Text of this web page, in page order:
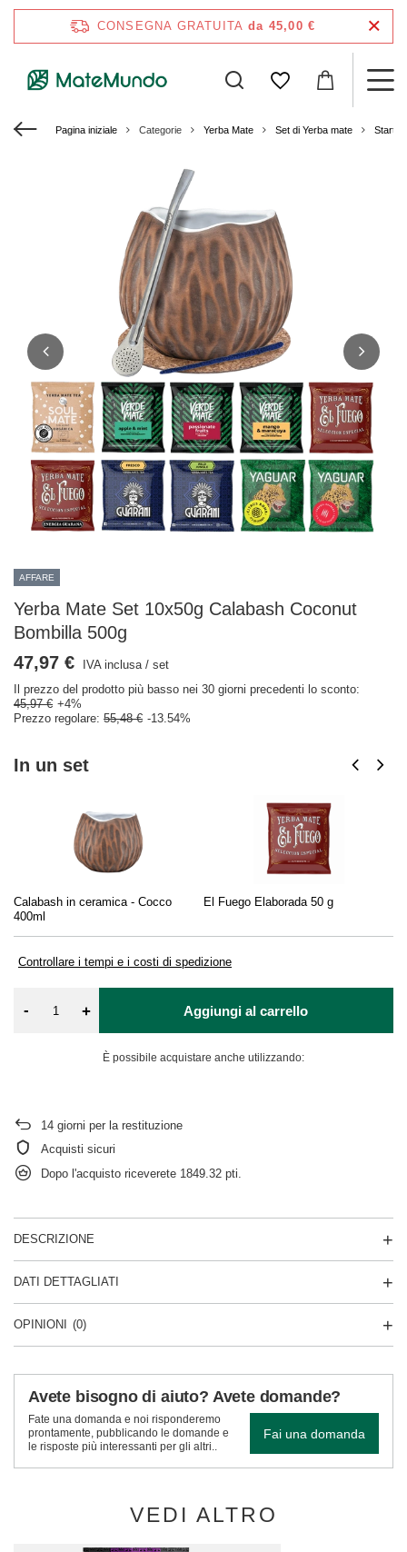
CONSEGNA GRATUITA da 45,00 €
Pagina iniziale Categorie Yerba Mate Set di Yerba mate Starter
AFFARE
Yerba Mate Set 10x50g Calabash Coconut
Bombilla 500g
In un set
Calabash in ceramica - Cocco
400ml
El Fuego Elaborada 50 g
Controllare i tempi e i costi di spedizione
47,97 € IVA inclusa/ set
Il prezzo del prodotto più basso nei 30 giorni precedenti lo sconto:
45,97 € +4%
Prezzo regolare: 55,48 € -13.54%
- + Aggiungi al carrello
È possibile acquistare anche utilizzando:
14 giorni per la restituzione
Acquisti sicuri
Dopo l'acquisto riceverete 1849.32 pti.
DESCRIZIONE
DATI DETTAGLIATI
OPINIONI (0)
Avete bisogno di aiuto? Avete domande?
Fate una domanda e noi risponderemo
prontamente, pubblicando le domande e
le risposte più interessanti per gli altri..
Fai una domanda
VEDI ALTRO